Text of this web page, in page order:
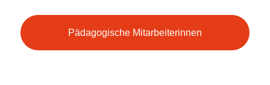
Pädagogische Mitarbeiterinnen